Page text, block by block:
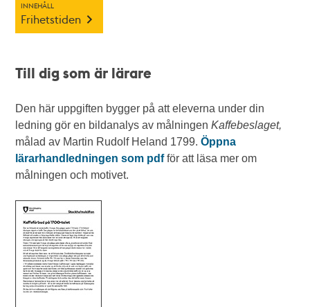
INNEHÅLL
Frihetstiden
Till dig som är lärare
Den här uppgiften bygger på att eleverna under din
ledning gör en bildanalys av målningenKaffebeslaget,
målad av Martin Rudolf Heland 1799.Öppna
lärarhandledningen som pdfför att läsa mer om
målningen och motivet.